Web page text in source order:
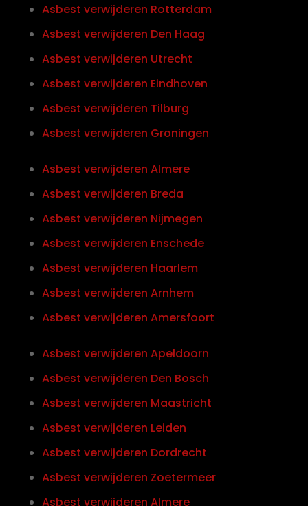
Asbest verwijderen Rotterdam
Asbest verwijderen Den Haag
Asbest verwijderen Utrecht
Asbest verwijderen Eindhoven
Asbest verwijderen Tilburg
Asbest verwijderen Groningen
Asbest verwijderen Almere
Asbest verwijderen Breda
Asbest verwijderen Nijmegen
Asbest verwijderen Enschede
Asbest verwijderen Haarlem
Asbest verwijderen Arnhem
Asbest verwijderen Amersfoort
Asbest verwijderen Apeldoorn
Asbest verwijderen Den Bosch
Asbest verwijderen Maastricht
Asbest verwijderen Leiden
Asbest verwijderen Dordrecht
Asbest verwijderen Zoetermeer
Asbest verwijderen Almere